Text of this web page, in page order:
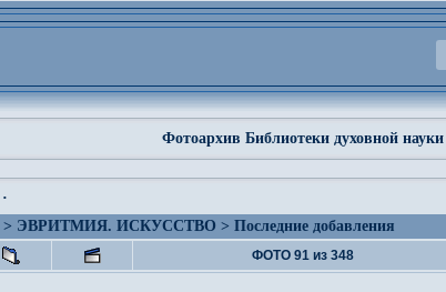
Фотоархив Библиотеки духовной науки
·
> ЭВРИТМИЯ. ИСКУССТВО > Последние добавления
ФОТО 91 из 348